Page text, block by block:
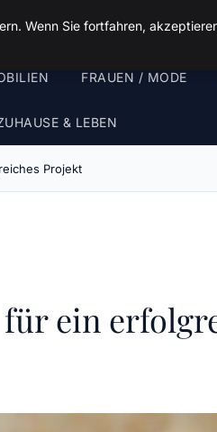
FRAUEN / MODE
& LEBEN
Projekt
ein
Wenn Sie fortfahren,